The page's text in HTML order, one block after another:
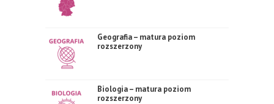
Geografia – matura poziom
rozszerzony
Biologia – matura poziom
rozszerzony